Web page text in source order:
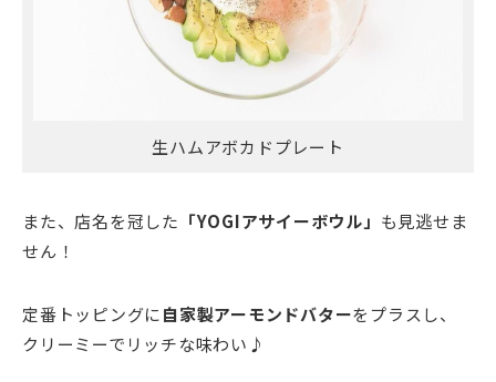
生ハムアボカドプレート
また、店名を冠した 「YOGIアサイーボウル」 も見逃せま
せん！
定番トッピングに自家製アーモンドバターをプラスし、
クリーミーでリッチな味わい♪